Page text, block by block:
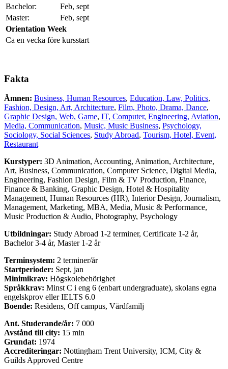
Bachelor:
Feb, sept
Master:
Feb, sept
Orientation Week
Ca en vecka före kursstart
Fakta
Ämnen: Business, Human Resources, Education, Law, Politics,
Fashion, Design, Art, Architecture, Film, Photo, Drama, Dance,
Graphic Design, Web, Game, IT, Computer, Engineering, Aviation,
Media, Communication, Music, Music Business, Psychology,
Sociology, Social Sciences, Study Abroad, Tourism, Hotel, Event,
Restaurant
Kurstyper: 3D Animation, Accounting, Animation, Architecture,
Art, Business, Communication, Computer Science, Digital Media,
Engineering, Fashion Design, Film & TV Production, Finance,
Finance & Banking, Graphic Design, Hotel & Hospitality
Management, Human Resources (HR), Interior Design, Journalism,
Management, Marketing, MBA, Media, Music & Performance,
Music Production & Audio, Photography, Psychology
Utbildningar: Study Abroad 1-2 terminer, Certificate 1-2 år,
Bachelor 3-4 år, Master 1-2 år
Terminsystem: 2 terminer/år
Startperioder: Sept, jan
Minimikrav: Högskolebehörighet
Språkkrav: Minst C i eng 6 (enbart undergraduate), skolans egna
engelskprov eller IELTS 6.0
Boende: Residens, Off campus, Värdfamilj
Ant. Studerande/år: 7 000
Avstånd till city: 15 min
Grundat: 1974
Accrediteringar: Nottingham Trent University, ICM, City &
Guilds Approved Centre